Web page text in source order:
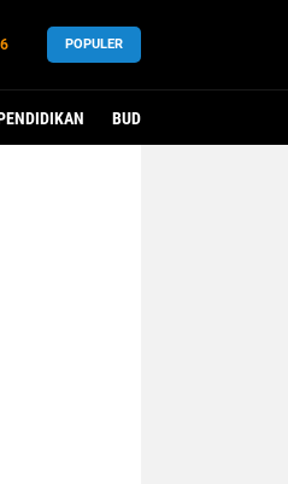
POPULER
BUDAYA